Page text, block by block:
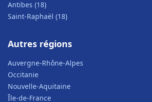
Antibes (18)
Saint-Raphaël (18)
Autres régions
Auvergne-Rhône-Alpes
Occitanie
Nouvelle-Aquitaine
Île-de-France